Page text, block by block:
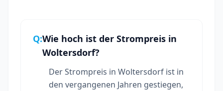
Q:Wie hoch ist der Strompreis in
Woltersdorf?
Der Strompreis in Woltersdorf ist in
den vergangenen Jahren gestiegen,